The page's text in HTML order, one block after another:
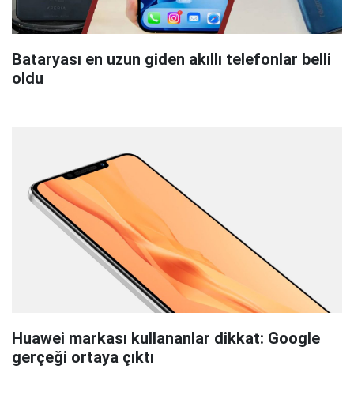
Bataryası en uzun giden akıllı telefonlar belli
oldu
Huawei markası kullananlar dikkat: Google
gerçeği ortaya çıktı